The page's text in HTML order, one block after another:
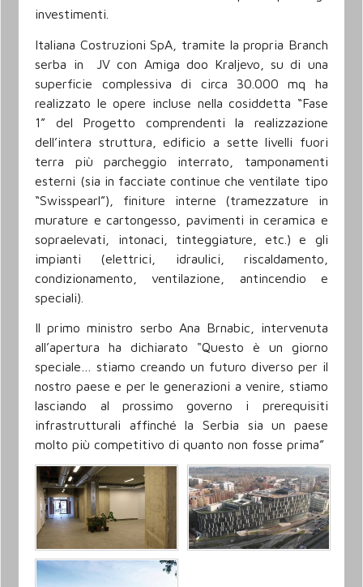
investimenti.
Italiana Costruzioni SpA, tramite la propria Branch
serba in JV con Amiga doo Kraljevo, su di una
superficie complessiva di circa 30.000 mq ha
realizzato le opere incluse nella cosiddetta “Fase
1” del Progetto comprendenti la realizzazione
dell’intera struttura, edificio a sette livelli fuori
terra più parcheggio interrato, tamponamenti
esterni (sia in facciate continue che ventilate tipo
“Swisspearl”), finiture interne (tramezzature in
murature e cartongesso, pavimenti in ceramica e
sopraelevati, intonaci, tinteggiature, etc.) e gli
impianti (elettrici, idraulici, riscaldamento,
condizionamento, ventilazione, antincendio e
speciali).
Il primo ministro serbo Ana Brnabic, intervenuta
all’apertura ha dichiarato "Questo è un giorno
speciale… stiamo creando un futuro diverso per il
nostro paese e per le generazioni a venire, stiamo
lasciando al prossimo governo i prerequisiti
infrastrutturali affinché la Serbia sia un paese
molto più competitivo di quanto non fosse prima”